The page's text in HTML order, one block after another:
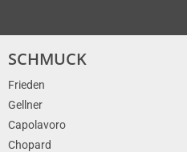
SCHMUCK
Frieden
Gellner
Capolavoro
Chopard